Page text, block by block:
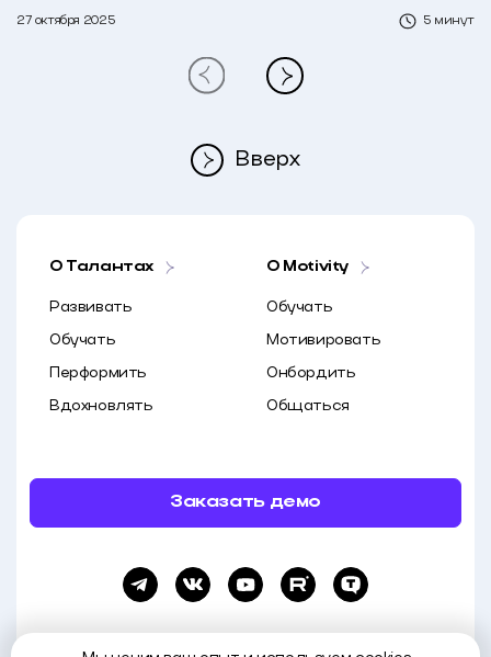
27 октября 2025 5 минут
Вверх
О Талантах
Развивать
Обучать
Перформить
Вдохновлять
O Motivity
Обучать
Мотивировать
Онбордить
Общаться
Заказать демо